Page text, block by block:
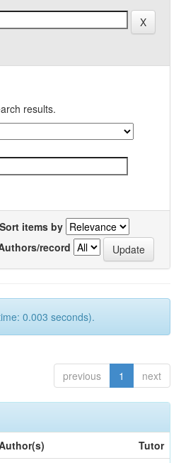
results.
Sort items by
record
0.003 seconds).
previous 1 next
Tutor